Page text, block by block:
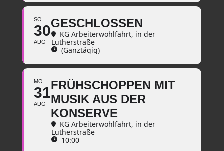
SO
30
AUG
GESCHLOSSEN
KG Arbeiterwohlfahrt, in der
Lutherstraße
(Ganztägig)
MO
31
AUG
FRÜHSCHOPPEN MIT
MUSIK AUS DER
KONSERVE
KG Arbeiterwohlfahrt, in der
Lutherstraße
10:00